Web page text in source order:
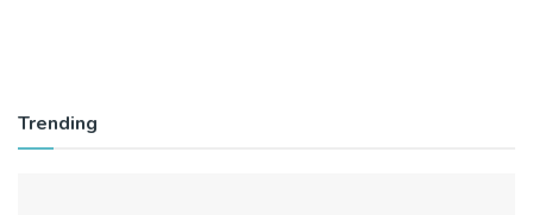
Trending